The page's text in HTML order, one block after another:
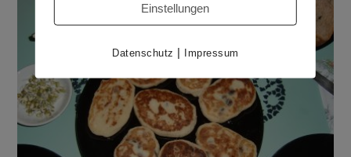
Einstellungen
Datenschutz | Impressum